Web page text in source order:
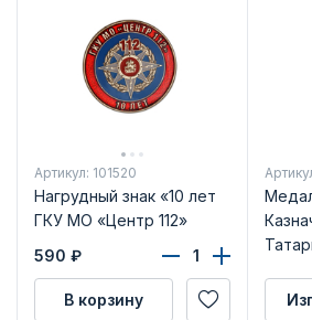
Артикул: 101520
Нагрудный знак «10 лет
ГКУ МО «Центр 112»
590 ₽
В корзину